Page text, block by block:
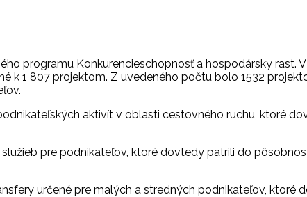
programu Konkurencieschopnosť a hospodársky rast.
k 1 807 projektom. Z uvedeného počtu bolo 1532
aktivít v oblasti cestovného ruchu, ktoré
pre podnikateľov, ktoré dovtedy patrili do
určené pre malých a stredných podnikateľov,